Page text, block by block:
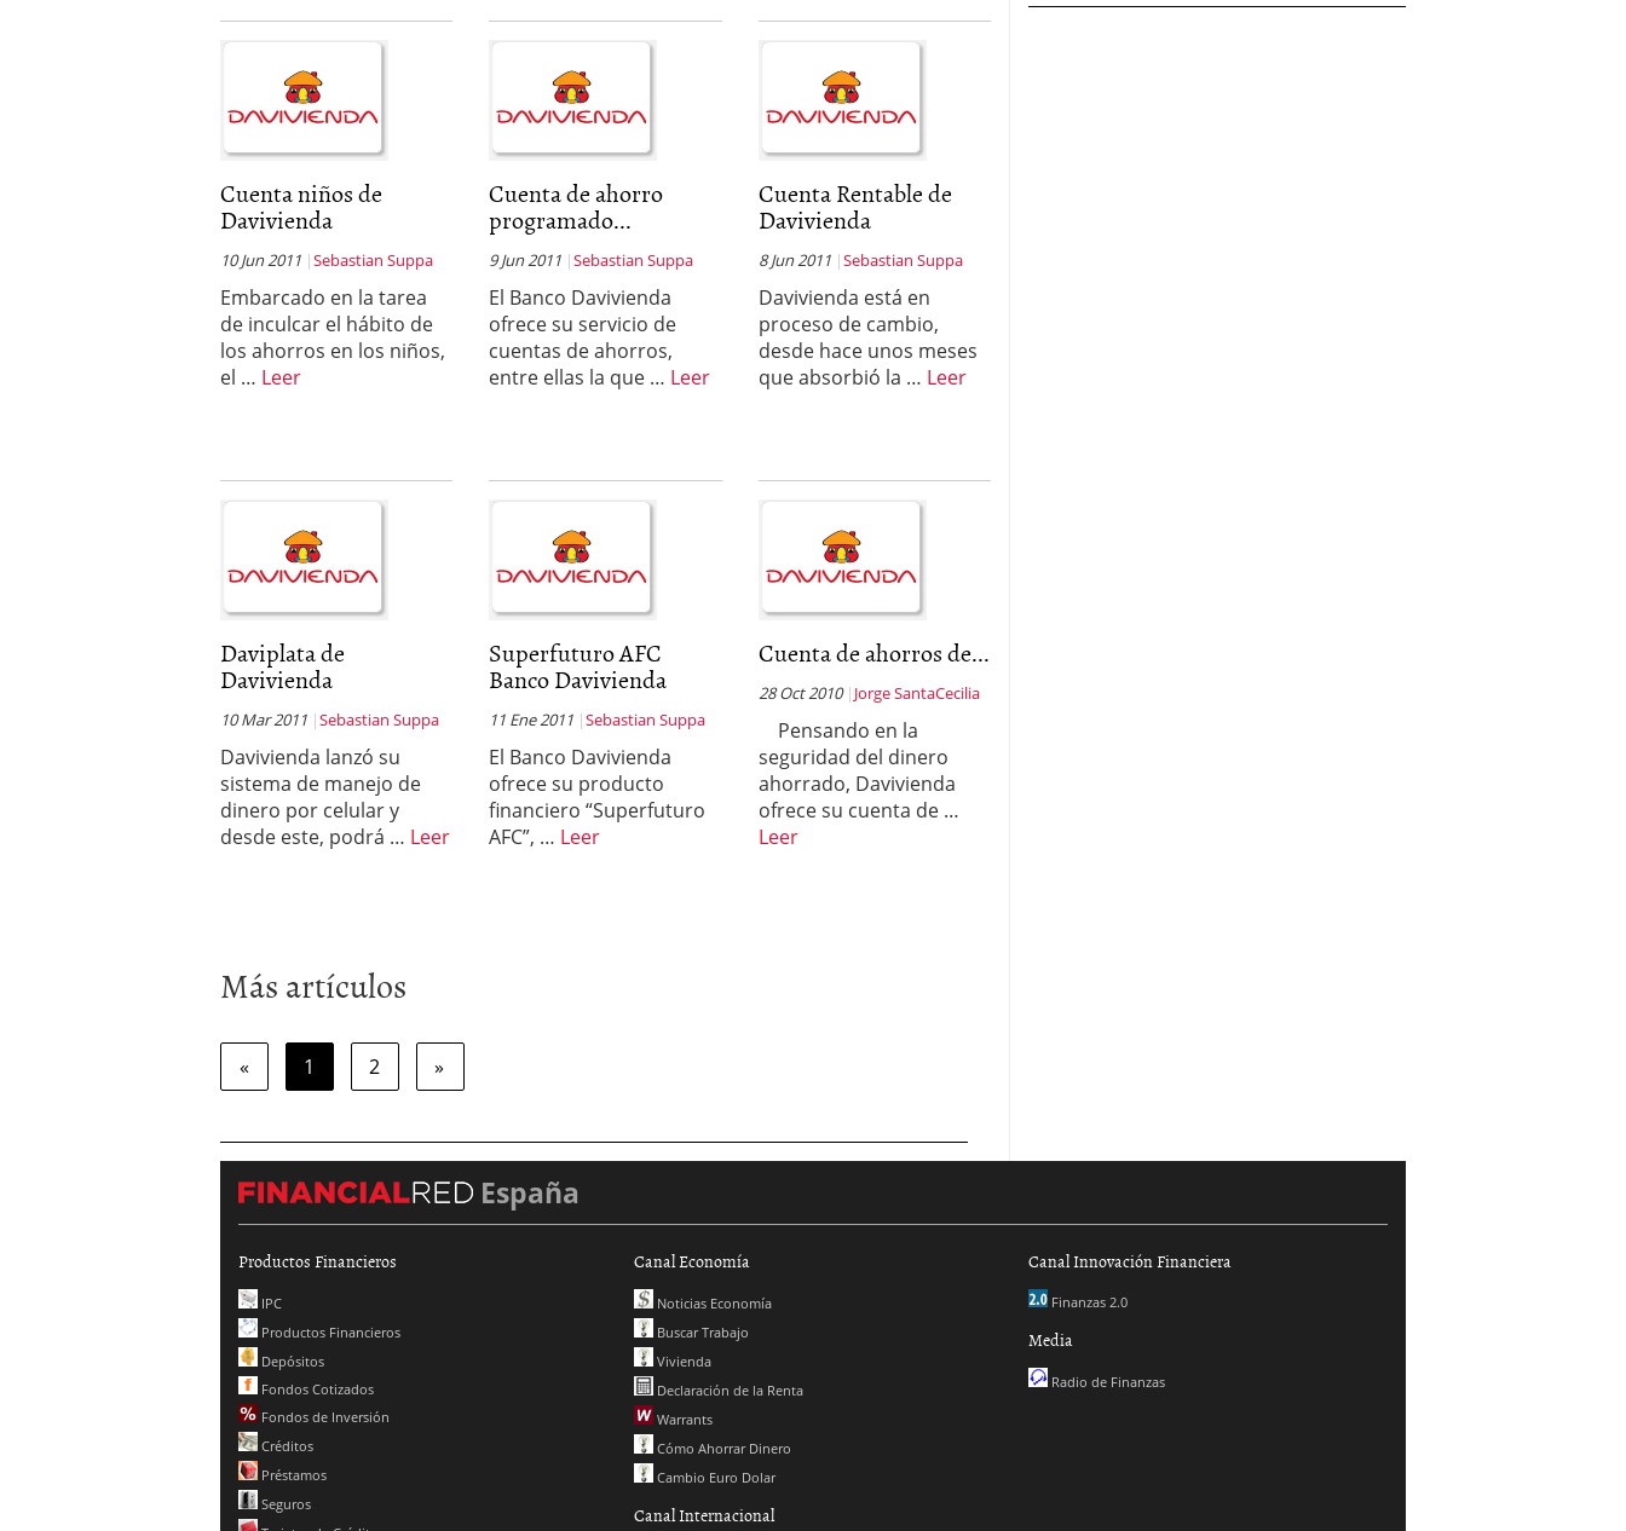
Cuenta niños de
Davivienda
10 Jun 2011 Sebastian Suppa
Embarcado en la tarea
de inculcar el hábito de
los ahorros en los niños,
el … Leer
Cuenta de ahorro
programado...
9 Jun 2011 Sebastian Suppa
El Banco Davivienda
ofrece su servicio de
cuentas de ahorros,
entre ellas la que … Leer
Cuenta Rentable de
Davivienda
8 Jun 2011 Sebastian Suppa
Davivienda está en
proceso de cambio,
desde hace unos meses
que absorbió la … Leer
Daviplata de
Davivienda
10 Mar 2011 Sebastian Suppa
Davivienda lanzó su
sistema de manejo de
dinero por celular y
desde este, podrá … Leer
Superfuturo AFC
Banco Davivienda
11 Ene 2011 Sebastian Suppa
El Banco Davivienda
ofrece su producto
financiero “Superfuturo
AFC”, … Leer
Cuenta de ahorros de...
28 Oct 2010 Jorge SantaCecilia
Pensando en la
seguridad del dinero
ahorrado, Davivienda
ofrece su cuenta de …
Leer
Más artículos
« 1 2 »
España
Productos Financieros
IPC
Productos Financieros
Depósitos
Fondos Cotizados
Fondos de Inversión
Créditos
Préstamos
Seguros
Canal Economía
Noticias Economía
Buscar Trabajo
Vivienda
Declaración de la Renta
Warrants
Cómo Ahorrar Dinero
Cambio Euro Dolar
Canal Internacional
Canal Innovación Financiera
Finanzas 2.0
Media
Radio de Finanzas